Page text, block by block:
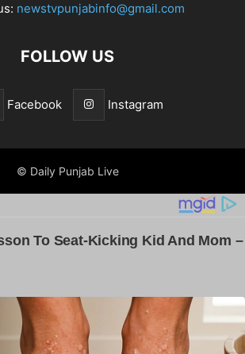
newstvpunjabinfo@gmail.com
FOLLOW US
Facebook Instagram
© Daily Punjab Live